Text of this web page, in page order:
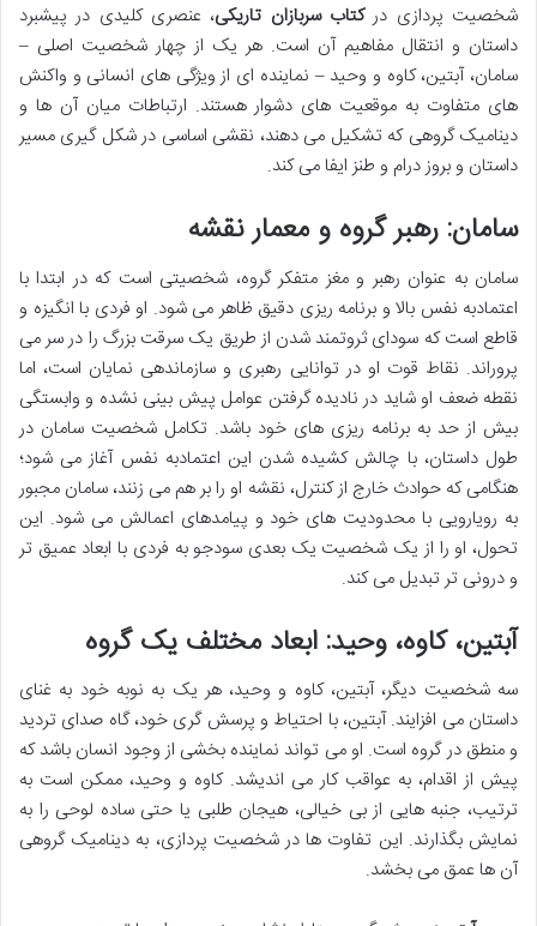
شخصیت پردازی درکتاب سربازان تاریکی، عنصری کلیدی در پیشبرد
داستان و انتقال مفاهیم آن است. هر یک از چهار شخصیت اصلی –
سامان، آبتین، کاوه و وحید – نماینده ای از ویژگی های انسانی و واکنش
های متفاوت به موقعیت های دشوار هستند. ارتباطات میان آن ها و
دینامیک گروهی که تشکیل می دهند، نقشی اساسی در شکل گیری مسیر
داستان و بروز درام و طنز ایفا می کند.
سامان: رهبر گروه و معمار نقشه
سامان به عنوان رهبر و مغز متفکر گروه، شخصیتی است که در ابتدا با
اعتمادبه نفس بالا و برنامه ریزی دقیق ظاهر می شود. او فردی با انگیزه و
قاطع است که سودای ثروتمند شدن از طریق یک سرقت بزرگ را در سر می
پروراند. نقاط قوت او در توانایی رهبری و سازماندهی نمایان است، اما
نقطه ضعف او شاید در نادیده گرفتن عوامل پیش بینی نشده و وابستگی
بیش از حد به برنامه ریزی های خود باشد. تکامل شخصیت سامان در
طول داستان، با چالش کشیده شدن این اعتمادبه نفس آغاز می شود؛
هنگامی که حوادث خارج از کنترل، نقشه او را بر هم می زنند، سامان مجبور
به رویارویی با محدودیت های خود و پیامدهای اعمالش می شود. این
تحول، او را از یک شخصیت یک بعدی سودجو به فردی با ابعاد عمیق تر
و درونی تر تبدیل می کند.
آبتین، کاوه، وحید: ابعاد مختلف یک گروه
سه شخصیت دیگر، آبتین، کاوه و وحید، هر یک به نوبه خود به غنای
داستان می افزایند. آبتین، با احتیاط و پرسش گری خود، گاه صدای تردید
و منطق در گروه است. او می تواند نماینده بخشی از وجود انسان باشد که
پیش از اقدام، به عواقب کار می اندیشد. کاوه و وحید، ممکن است به
ترتیب، جنبه هایی از بی خیالی، هیجان طلبی یا حتی ساده لوحی را به
نمایش بگذارند. این تفاوت ها در شخصیت پردازی، به دینامیک گروهی
آن ها عمق می بخشد.